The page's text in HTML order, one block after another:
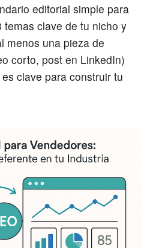
editorial simple para
clave de tu nicho y
menos una pieza de
corto, post en LinkedIn)
clave para construir tu